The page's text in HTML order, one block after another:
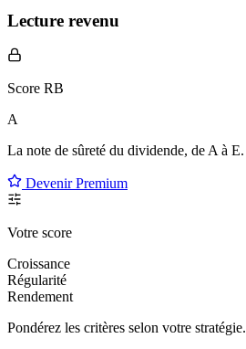
Lecture revenu
Score RB
A
La note de sûreté du dividende, de A à E.
Devenir Premium
Votre score
Croissance
Régularité
Rendement
Pondérez les critères selon votre stratégie.